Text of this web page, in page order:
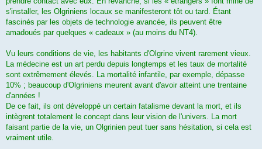
s'installer, les Olgriniens locaux se manifesteront tôt ou tard. Étant
fascinés par les objets de technologie avancée, ils peuvent être
amadoués par quelques « cadeaux » (au moins du NT4).
Vu leurs conditions de vie, les habitants d'Olgrine vivent rarement vieux.
La médecine est un art perdu depuis longtemps et les taux de mortalité
sont extrêmement élevés. La mortalité infantile, par exemple, dépasse
10% ; beaucoup d'Olgriniens meurent avant d'avoir atteint une trentaine
d'années !
De ce fait, ils ont développé un certain fatalisme devant la mort, et ils
intègrent totalement le concept dans leur vision de l'univers. La mort
faisant partie de la vie, un Olgrinien peut tuer sans hésitation, si cela est
vraiment utile.